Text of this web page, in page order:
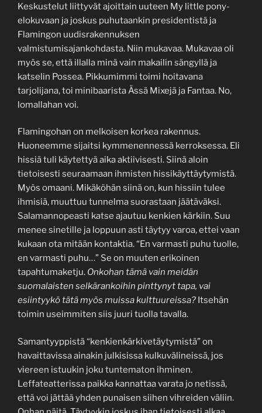
Keskustelut liittyvät ajoittain uuteen My little pony-
elokuvaan ja joskus puhutaankin presidentistä ja
Flamingon uudisrakennuksen
valmistumisajankohdasta. Niin mukavaa. Mukavaa oli
myös se, että illalla minä vain makailin sängyllä ja
katselin Possea. Pikkumimmi toimi hoitavana
tarjolijana, toi minibaarista Ässä Mixejä ja Fantaa. No,
lomallahan voi.
Flamingohan on melkoisen korkea rakennus.
Huoneemme sijaitsi kymmenennessä kerroksessa. Eli
hissiä tuli käytettyä aika aktiivisesti. Siinä aloin
tietoisesti seuraamaan ihmisten hissikäyttäytymistä.
Myös omaani. Mikäköhän siinä on, kun hissiin tulee
ihmisiä, muuttuu tunnelma suorastaan jäätäväksi.
Salamannopeasti katse ajautuu kenkien kärkiin. Suu
menee sinetille ja loppuun asti täytyy varoa, ettei vaan
kukaan ota mitään kontaktia. “En varmasti puhu tuolle,
en varmasti puhu…” Se on muuten erikoinen
tapahtumaketju. Onkohan tämä vain meidän
suomalaisten selkärankoihin pinttynyt tapa, vai
esiintyykö tätä myös muissa kulttuureissa? Itsehän
toimin useimmiten siis juuri tuolla tavalla.
Samantyyppistä “kenkienkärkivetäytymistä” on
havaittavissa ainakin julkisissa kulkuvälineissä, jos
viereen istuukin joku tuntematon ihminen.
Leffateatterissa paikka kannattaa varata jo netissä,
että voi jättää yhden punaisen siihen vihreiden väliin.